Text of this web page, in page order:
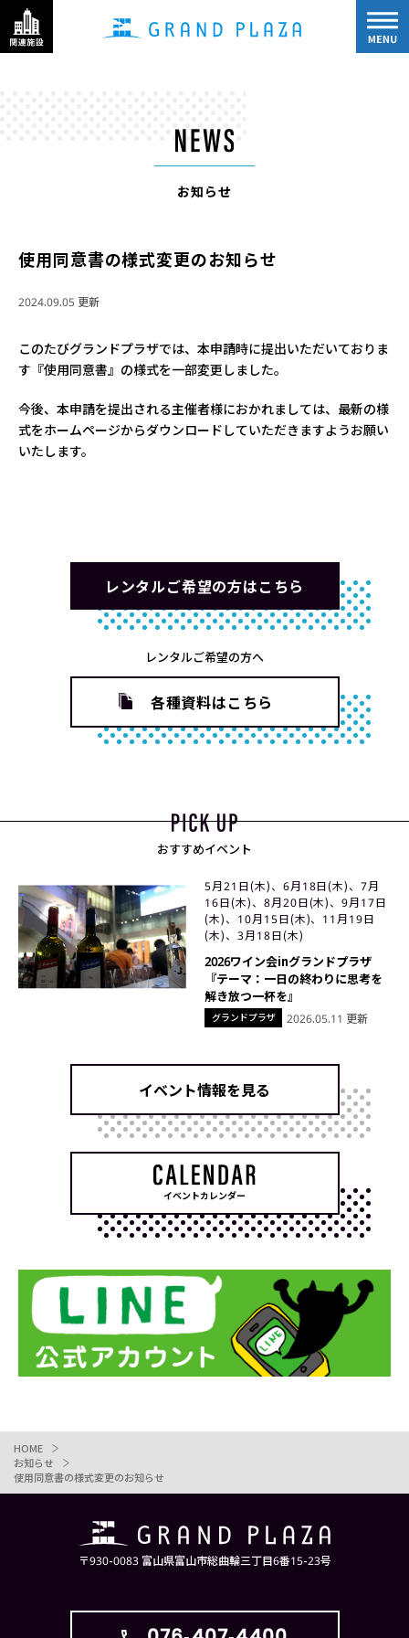
お知らせ
使用同意書の様式変更のお知らせ
2024.09.05 更新
このたびグランドプラザでは、本申請時に提出いただいておりま
す『使用同意書』の様式を一部変更しました。
今後、本申請を提出される主催者様におかれましては、最新の様
式をホームページからダウンロードしていただきますようお願い
いたします。
レンタルご希望の方はこちら
レンタルご希望の方へ
各種資料はこちら
おすすめイベント
グランドプラザ
5月21日(木)、6月18日(木)、7月
16日(木)、8月20日(木)、9月17日
(木)、10月15日(木)、11月19日
(木)、3月18日(木)
2026ワイン会inグランドプラザ
『テーマ：一日の終わりに思考を
解き放つ一杯を』
2026.05.11 更新
イベント情報を見る
イベントカレンダー
HOME
お知らせ
使用同意書の様式変更のお知らせ
〒930-0083 富山県富山市総曲輪三丁目6番15-23号